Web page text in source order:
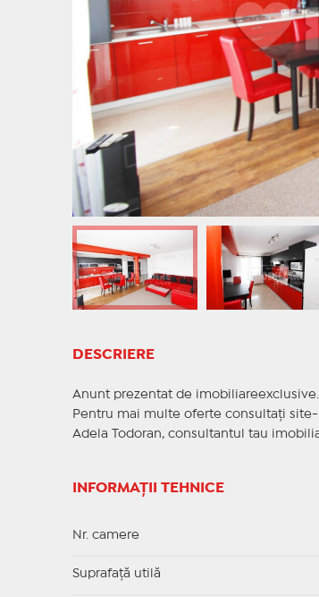
DESCRIERE
Anunt prezentat de
Pentru mai multe oferte consultați site-
Adela Todoran, consultantul tau
INFORMAȚII TEHNICE
Nr. camere
Suprafaţă utilă